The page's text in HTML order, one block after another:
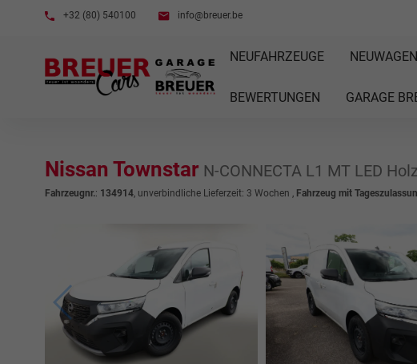
+32 (80) 540100 info@breuer.be
NEUFAHRZEUGE
BEWERTUNGEN GARAGE
Nissan Townstar N-CONNECTA L1 MT LED
Fahrzeugnr.: 134914, unverbindliche Lieferzeit: 3 Wochen , Fahrzeug mit